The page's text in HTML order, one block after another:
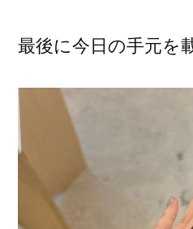
最後に今日の手元を